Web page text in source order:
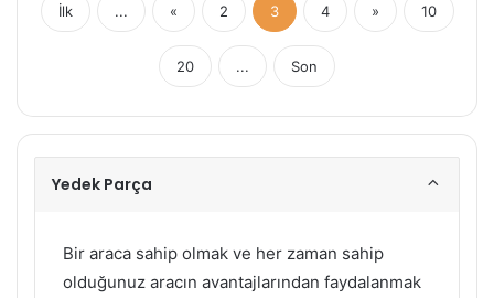
İlk ... « 2 3 4 » 10
20 ... Son
Yedek Parça
Bir araca sahip olmak ve her zaman sahip
olduğunuz aracın avantajlarından faydalanmak